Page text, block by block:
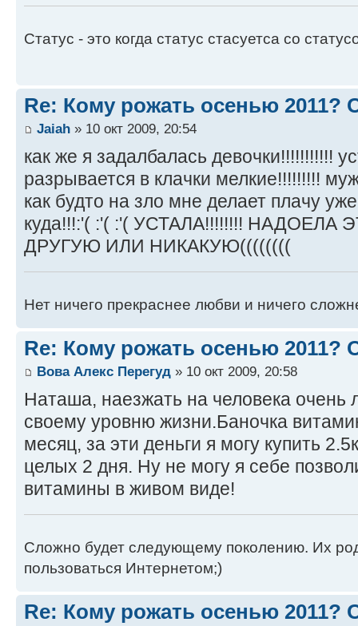
Статус - это когда статус стасуетса со
Re: Кому рожать осенью 2011?
Jaiah » 10 окт 2009, 20:54
как же я задалбалась девочки!!!!!!!!!!!
разрывается в клачки мелкие!!!!!!!!!
как будто на зло мне делает плачу
куда!!!:'( :'( :'( УСТАЛА!!!!!!!!
ДРУГУЮ ИЛИ НИКАКУЮ((((((((
Нет ничего прекраснее любви и ничего
Re: Кому рожать осенью 2011?
Вова Алекс Перегуд » 10 окт 2009, 20:58
Наташа, наезжать на человека очень
своему уровню жизни.Баночка
месяц, за эти деньги я могу купить
целых 2 дня. Ну не могу я себе
витамины в живом виде!
Сложно будет следующему поколению. Их
пользоваться Интернетом;)
Re: Кому рожать осенью 2011?